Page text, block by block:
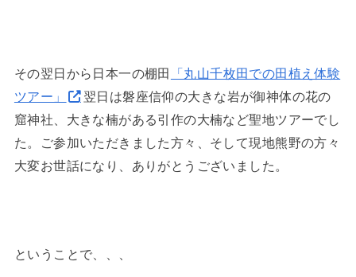
その翌日から日本一の棚田
「丸山千枚田での田植え体験
ツアー」
翌日は磐座信仰の大きな岩が御神体の花の
窟神社、大きな楠がある引作の大楠など聖地ツアーでし
た。ご参加いただきました方々、そして現地熊野の方々
大変お世話になり、ありがとうございました。
ということで、、、